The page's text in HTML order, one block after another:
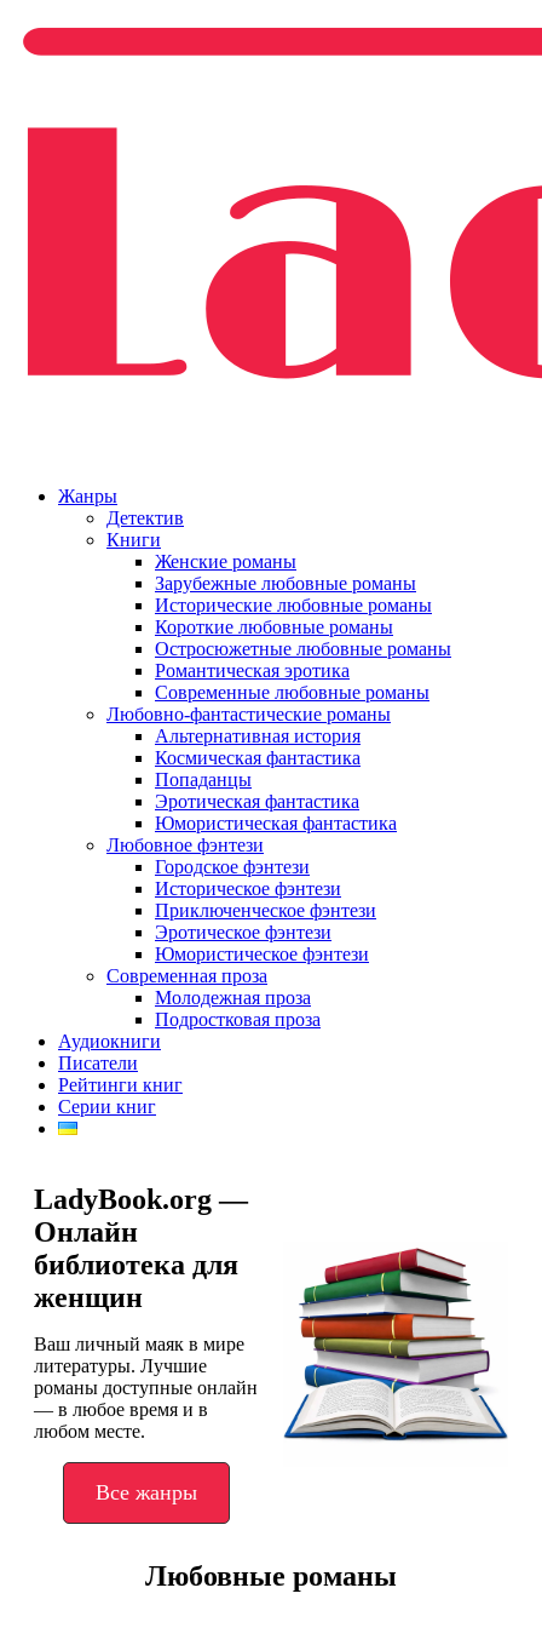
Жанры
Детектив
Книги
Женские романы
Зарубежные любовные романы
Исторические любовные романы
Короткие любовные романы
Остросюжетные любовные романы
Романтическая эротика
Современные любовные романы
Любовно-фантастические романы
Альтернативная история
Космическая фантастика
Попаданцы
Эротическая фантастика
Юмористическая фантастика
Любовное фэнтези
Городское фэнтези
Историческое фэнтези
Приключенческое фэнтези
Эротическое фэнтези
Юмористическое фэнтези
Современная проза
Молодежная проза
Подростковая проза
Аудиокниги
Писатели
Рейтинги книг
Серии книг
LadyBook.org —
Онлайн
библиотека для
женщин
Ваш личный маяк в мире
литературы. Лучшие
романы доступные онлайн
— в любое время и в
любом месте.
Все жанры
Любовные романы